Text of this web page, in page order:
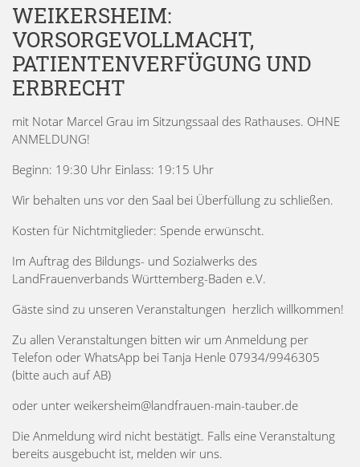
WEIKERSHEIM:
VORSORGEVOLLMACHT,
PATIENTENVERFÜGUNG UND
ERBRECHT
mit Notar Marcel Grau im Sitzungssaal des Rathauses. OHNE
ANMELDUNG!
Beginn: 19:30 Uhr Einlass: 19:15 Uhr
Wir behalten uns vor den Saal bei Überfüllung zu schließen.
Kosten für Nichtmitglieder: Spende erwünscht.
Im Auftrag des Bildungs- und Sozialwerks des
LandFrauenverbands Württemberg-Baden e.V.
Gäste sind zu unseren Veranstaltungen herzlich willkommen!
Zu allen Veranstaltungen bitten wir um Anmeldung per
Telefon oder WhatsApp bei Tanja Henle 07934/9946305
(bitte auch auf AB)
oder unter weikersheim@landfrauen-main-tauber.de
Die Anmeldung wird nicht bestätigt. Falls eine Veranstaltung
bereits ausgebucht ist, melden wir uns.